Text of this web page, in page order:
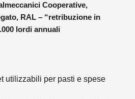
Cooperative,
RAL – “retribuzione in
lordi annuali
utilizzabili per pasti e spese